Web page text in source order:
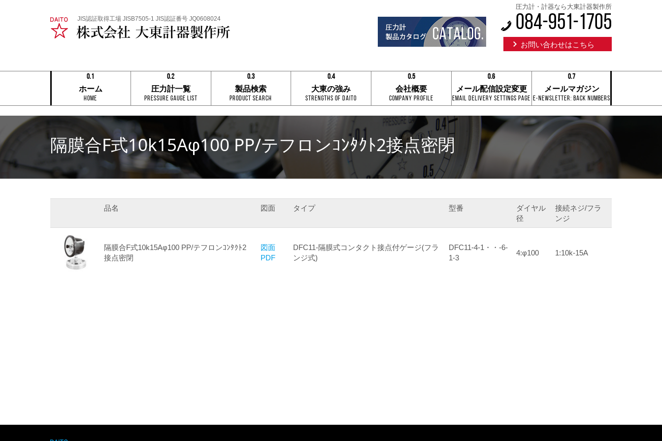
圧力計・計器なら大東計器製作所
JIS認証取得工場 JISB7505-1 JIS認証番号 JQ0608024 084-951-1705
お問い合わせはこちら
0.1
0.3
0.4
0.5
0.8
0.9
0.1
ホーム
HOME
0.2
0.1
0.2
0.3
0.4
0.5
0.8
0.9
0.2
圧力計一覧
Pressure Gauge List
0.3
0.1
0.2
0.3
0.4
0.5
0.6
0.8
0.9
製品検索
Product Search
0.4
0.1
0.2
0.3
0.4
0.5
0.8
0.9
大東の強み
Strengths of Daito
0.5
0.1
0.2
0.3
0.4
0.5
0.6
0.7
0.8
0.9
0.5
会社概要
Company Profile
0.6
0.1
0.2
0.3
0.4
0.5
0.7
0.8
0.9
メール配信設定変更
Email Delivery Settings Page
0.7
0.1
0.2
0.3
0.4
0.5
0.6
メールマガジン
E-Newsletter: Back Numbers
隔膜合F式10k15Aφ100 PP/テフロンｺﾝﾀｸﾄ2接点密閉
品名 図面 タイプ 型番
ダイヤル
径
接続ネジ/フラ
ンジ
隔膜合F式10k15Aφ100 PP/テフロンｺﾝﾀｸﾄ2
接点密閉
図面
PDF
DFC11-隔膜式コンタクト接点付ゲージ(フラ
ンジ式)
DFC11-4-1・・-6-
1-3
4:φ100 1:10k-15A